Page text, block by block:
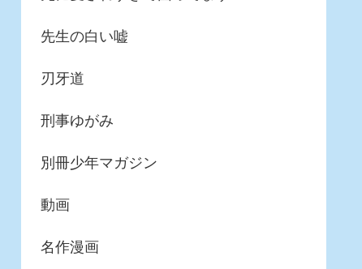
先生の白い嘘
刃牙道
刑事ゆがみ
別冊少年マガジン
動画
名作漫画